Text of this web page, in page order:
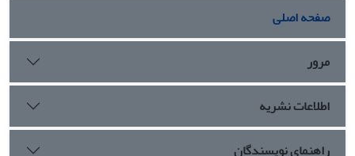
صفحه اصلی
مرور
اطلاعات نشریه
راهنمای نویسندگان